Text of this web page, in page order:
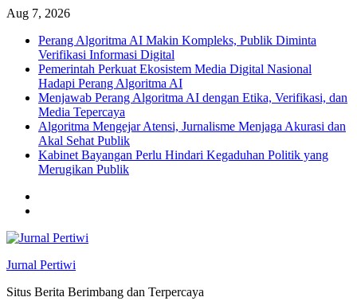
Skip
content
Aug 7, 2026
Perang Algoritma AI Makin Kompleks, Publik Diminta
Verifikasi Informasi Digital
Pemerintah Perkuat Ekosistem Media Digital Nasional
Hadapi Perang Algoritma AI
Menjawab Perang Algoritma AI dengan Etika, Verifikasi, dan
Media Tepercaya
Algoritma Mengejar Atensi, Jurnalisme Menjaga Akurasi dan
Akal Sehat Publik
Kabinet Bayangan Perlu Hindari Kegaduhan Politik yang
Merugikan Publik
Jurnal Pertiwi
Situs Berita Berimbang dan Terpercaya